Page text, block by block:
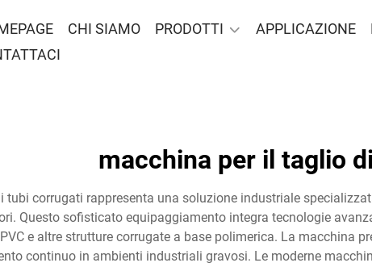
CHI SIAMO PRODOTTI APPLICAZIONE
macchina per il taglio
tubi corrugati rappresenta una soluzione industriale
Questo sofisticato equipaggiamento integra tecnologie
e altre strutture corrugate a base polimerica. La macchina
continuo in ambienti industriali gravosi. Le moderne